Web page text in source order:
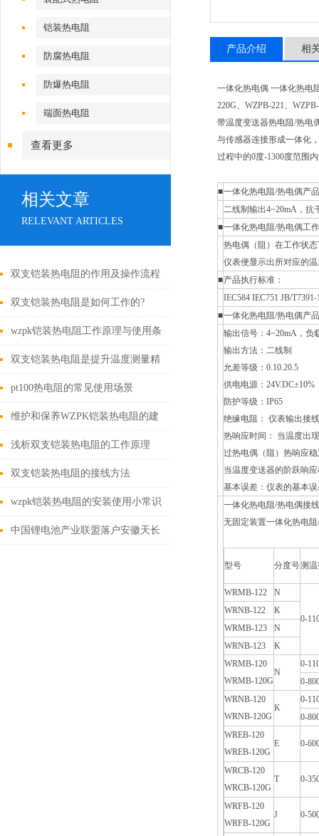
铠装热电阻
防腐热电阻
防爆热电阻
端面热电阻
查看更多
相关文章
RELEVANT ARTICLES
双支铠装热电阻的作用及操作流程
双支铠装热电阻是如何工作的?
wzpk铠装热电阻工作原理与使用条
件
双支铠装热电阻是提升温度测量精
确性的关键技术
pt100热电阻的常见使用场景
维护和保养WZPK铠装热电阻的建
议
浅析双支铠装热电阻的工作原理
双支铠装热电阻的接线方法
wzpk铠装热电阻的安装使用小常识
中国锂电池产业联盟落户安徽天长
产品介绍 相
一体化热电偶 一体化热电
220G、WZPB-221、
带温度变送器热电阻/热电
与传感器连接形成一体化
过程中的0度-1300度范围
■一体化热电阻/热电偶产
二线制输出4~20mA，抗
■一体化热电阻/热电偶工
热电偶（阻）在工作状
仪表便显示出所对应的
■产品执行标准：
IEC584 IEC751 JB/T7391-
■一体化热电阻/热电偶产
输出信号：4~20mA，负
输出方法：二线制
允差等级：0.10.20.5
供电电源：24V.DC±10%
防护等级：IP65
绝缘电阻： 仪表输出接
热响应时间： 当温度出
过热电偶（阻）热响应
当温度变送器的阶跃响
基本误差：仪表的基本
一体化热电阻/热电偶接
无固定装置一体化热电
型号 分度号测
WRMB-122 N
0-
WRNB-122
K
WRMB-123
N
WRNB-123
K
WRMB-120
WRMB-120G
N
0-
0-
WRNB-120
WRNB-120G
K
0-
0-
WREB-120
WREB-120G
E 0-
WRCB-120
WRCB-120G
T 0-
WRFB-120
WRFB-120G
J 0-